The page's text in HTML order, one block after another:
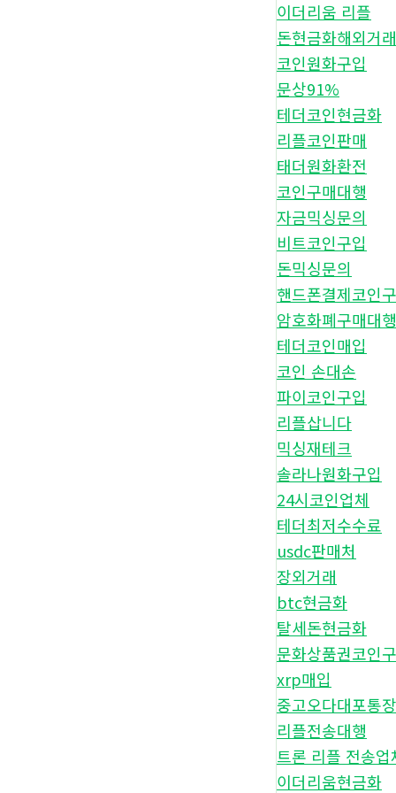
이더리움 리플
돈현금화해외거
코인원화구입
문상91%
테더코인현금화
리플코인판매
태더원화환전
코인구매대행
자금믹싱문의
비트코인구입
돈믹싱문의
핸드폰결제코인
암호화폐구매대행
테더코인매입
코인 손대손
파이코인구입
리플삽니다
믹싱재테크
솔라나원화구입
24시코인업체
테더최저수수료
usdc판매처
장외거래
btc현금화
탈세돈현금화
문화상품권코인
xrp매입
중고오다대포통장
리플전송대행
트론 리플 전송업
이더리움현금화